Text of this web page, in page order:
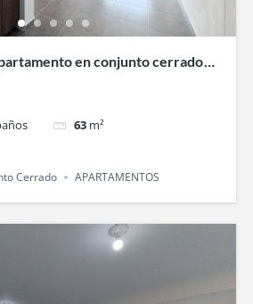
en conjunto cerrado
63 m²
Cerrado
APARTAMENTOS